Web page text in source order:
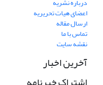
درباره نشریه
اعضای هیات تحریریه
ارسال مقاله
تماس با ما
نقشه سایت
آخرین اخبار